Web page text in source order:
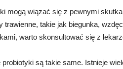
mogą wiązać się z pewnymi
takie jak biegunka,
warto skonsultować się z
są takie same. Istnieje